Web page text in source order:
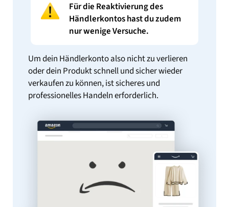
Für die Reaktivierung des
Händlerkontos hast du zudem
nur wenige Versuche.
Um dein Händlerkonto also nicht zu verlieren
oder dein Produkt schnell und sicher wieder
verkaufen zu können, ist sicheres und
professionelles Handeln erforderlich.